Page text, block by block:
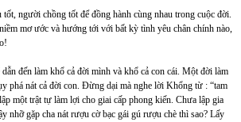
người chồng tốt để đồng hành cùng nhau trong cuộc đời.
mơ ước và hướng tới với bất kỳ tình yêu chân chính nào,
đến làm khổ cả đời mình và khổ cả con cái. Một đời làm
phá nát cả đời con. Đừng dại mà nghe lời Khổng từ : “tam
một trật tự làm lợi cho giai cấp phong kiến. Chưa lập gia
nhỡ gặp cha nát rượu cờ bạc gái gú rượu chè thì sao? Lấy